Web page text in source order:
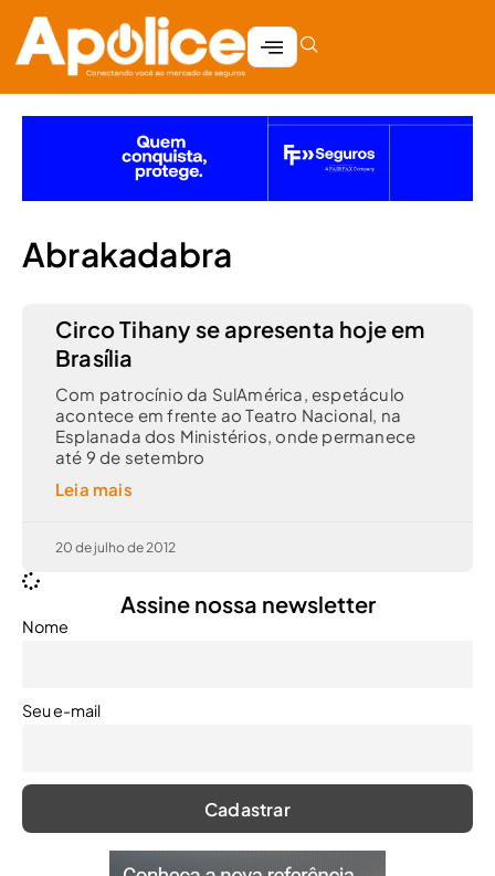
Abrakadabra
Circo Tihany se apresenta hoje em
Brasília
Com patrocínio da SulAmérica, espetáculo
acontece em frente ao Teatro Nacional, na
Esplanada dos Ministérios, onde permanece
até 9 de setembro
Leia mais
20 de julho de 2012
Assine nossa newsletter
Nome
Seu e-mail